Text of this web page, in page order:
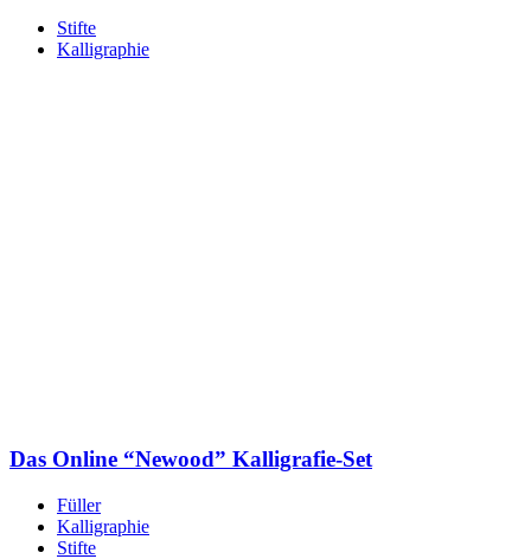
Stifte
Kalligraphie
Das Online “Newood” Kalligrafie-Set
Füller
Kalligraphie
Stifte